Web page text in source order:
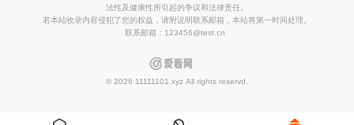
法性及健康性所引起的争议和法律责任。
若本站收录内容侵犯了您的权益，请附说明联系邮箱，本站将第一时间处理。
联系邮箱：123456@test.cn
© 2026 11111101.xyz All rights reservd.